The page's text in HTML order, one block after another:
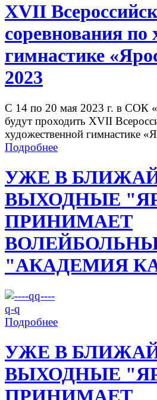
ХVII
соревнования по
гимнастике
2023
С 14 по 20 мая 2023 г. в СОК
будут проходить XVII
художественной гимнастике
Подробнее
УЖЕ В
ВЫХОДНЫЕ
ПРИНИМАЕТ
"АКАДЕМИЯ
Подробнее
УЖЕ В
ВЫХОДНЫЕ